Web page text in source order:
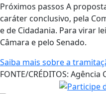
Próximos passos A
caráter conclusivo, pela
e de Cidadania. Para virar
Câmara e pelo Senado.
Saiba mais sobre a
FONTE/CRÉDITOS: Agência